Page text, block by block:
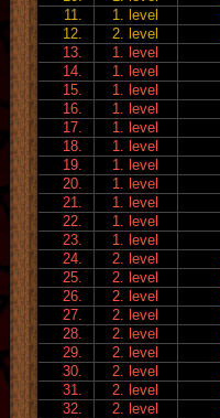
11.
1. level
12.
2. level
13.
1. level
14.
1. level
15.
1. level
16.
1. level
17.
1. level
18.
1. level
19.
1. level
20.
1. level
21.
1. level
22.
1. level
23.
1. level
24.
2. level
25.
2. level
26.
2. level
27.
2. level
28.
2. level
29.
2. level
30.
2. level
31.
2. level
32.
2. level